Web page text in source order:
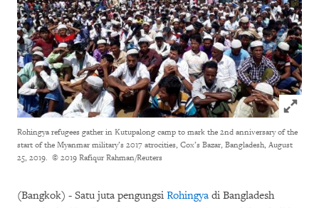
Click to
Rohingya refugees gather in Kutupalong camp to mark the 2nd anniversary of the
start of the Myanmar military’s 2017 atrocities, Cox’s Bazar, Bangladesh, August
25, 2019. © 2019 Rafiqur Rahman/Reuters
(Bangkok) - Satu juta pengungsi Rohingya di Bangladesh